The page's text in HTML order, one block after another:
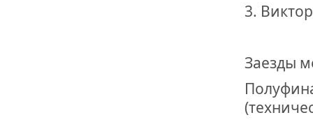
3.
Заезды